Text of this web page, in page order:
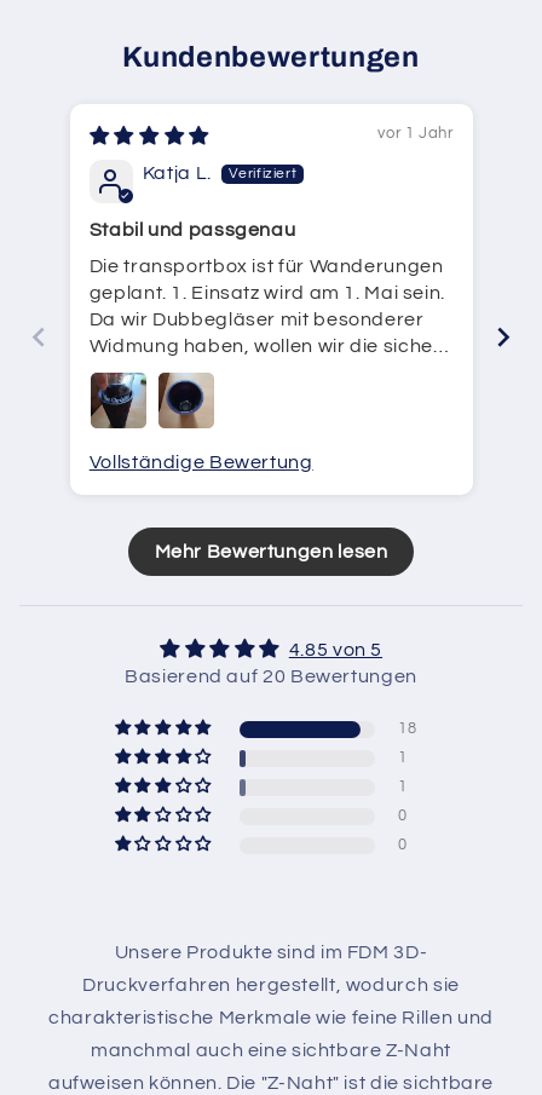
Kundenbewertungen
vor 1 Jahr
Katja L.
Stabil und passgenau
Die transportbox ist für Wanderungen
geplant. 1. Einsatz wird am 1. Mai sein.
Da wir Dubbegläser mit besonderer
Widmung haben, wollen wir die sicher
und gut Transportieren. Die Box passt
ganz genau. Bin voll zufrieden!
Vollständige Bewertung
Mehr Bewertungen lesen
4.85 von 5
Basierend auf 20 Bewertungen
18
1
1
0
0
Unsere Produkte sind im FDM 3D-
Druckverfahren hergestellt, wodurch sie
charakteristische Merkmale wie feine Rillen und
manchmal auch eine sichtbare Z-Naht
aufweisen können. Die "Z-Naht" ist die sichtbare